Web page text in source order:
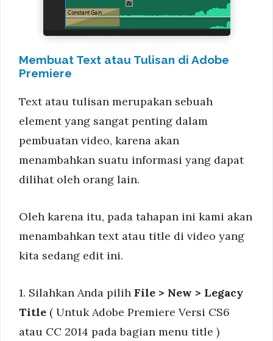
Membuat Text atau Tulisan di Adobe
Premiere
Text atau tulisan merupakan sebuah
element yang sangat penting dalam
pembuatan video, karena akan
menambahkan suatu informasi yang dapat
dilihat oleh orang lain.
Oleh karena itu, pada tahapan ini kami akan
menambahkan text atau title di video yang
kita sedang edit ini.
1. Silahkan Anda pilih File > New > Legacy
Title ( Untuk Adobe Premiere Versi CS6
atau CC 2014 pada bagian menu title )